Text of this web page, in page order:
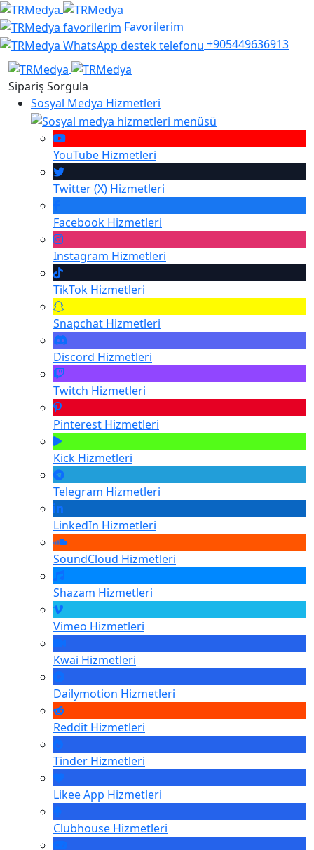
Favorilerim
+905449636913
Sipariş Sorgula
Sosyal Medya Hizmetleri
YouTube Hizmetleri
Twitter (X) Hizmetleri
Facebook Hizmetleri
Instagram Hizmetleri
TikTok Hizmetleri
Snapchat Hizmetleri
Discord Hizmetleri
Twitch Hizmetleri
Pinterest Hizmetleri
Kick Hizmetleri
Telegram Hizmetleri
LinkedIn Hizmetleri
SoundCloud Hizmetleri
Shazam Hizmetleri
Vimeo Hizmetleri
Kwai Hizmetleri
Dailymotion Hizmetleri
Reddit Hizmetleri
Tinder Hizmetleri
Likee App Hizmetleri
Clubhouse Hizmetleri